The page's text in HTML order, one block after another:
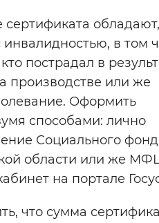
обладают,
в том
пострадал в
производстве или же
Оформить
способами: лично
Социального
области или же
на портале
что сумма